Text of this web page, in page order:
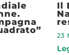
Il
23